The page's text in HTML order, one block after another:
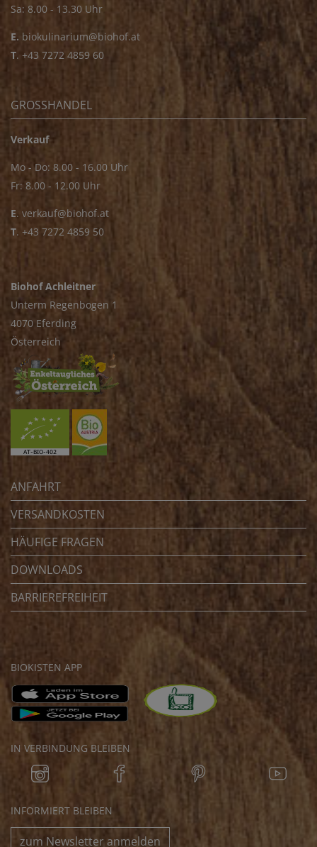
Sa: 8.00 - 13.30 Uhr
E. biokulinarium@biohof.at
T. +43 7272 4859 60
GROSSHANDEL
Verkauf
Mo - Do: 8.00 - 16.00 Uhr
Fr: 8.00 - 12.00 Uhr
E. verkauf@biohof.at
T. +43 7272 4859 50
Biohof Achleitner
Unterm Regenbogen 1
4070 Eferding
Österreich
ANFAHRT
VERSANDKOSTEN
HÄUFIGE FRAGEN
DOWNLOADS
BARRIEREFREIHEIT
BIOKISTEN APP
IN VERBINDUNG BLEIBEN
INFORMIERT BLEIBEN
zum Newsletter anmelden